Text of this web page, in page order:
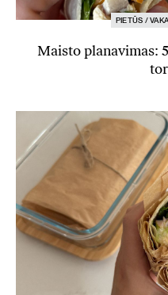
PIETŪS /
Maisto planavimas: